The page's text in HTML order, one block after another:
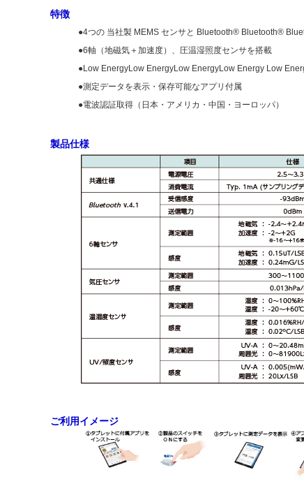
特徴
●4つの 当社製 MEMS センサと Bluetooth® Bluetooth®
●6軸（地磁気＋加速度）、圧温湿照度センサを搭載
●Low EnergyLow EnergyLow EnergyLow Energy Low
●測定データを表示・保存可能なアプリ付属
●電波認証取得（日本・アメリカ・中国・ヨーロッパ）
製品仕様
ご利用イメージ